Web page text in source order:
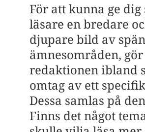
För att kunna ge dig
läsare en bredare
djupare bild av
ämnesområden, gör
redaktionen ibland
omtag av ett
Dessa samlas på
Finns det något